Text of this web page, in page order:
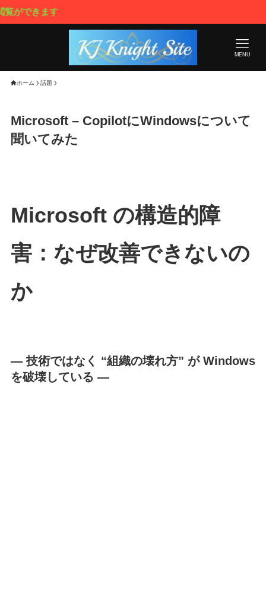
す
MENU
ホーム 話題
Microsoft – CopilotにWindowsについて
聞いてみた
Microsoft の構造的障
害：なぜ改善できないの
か
― 技術ではなく “組織の壊れ方” が Windows
を破壊している ―